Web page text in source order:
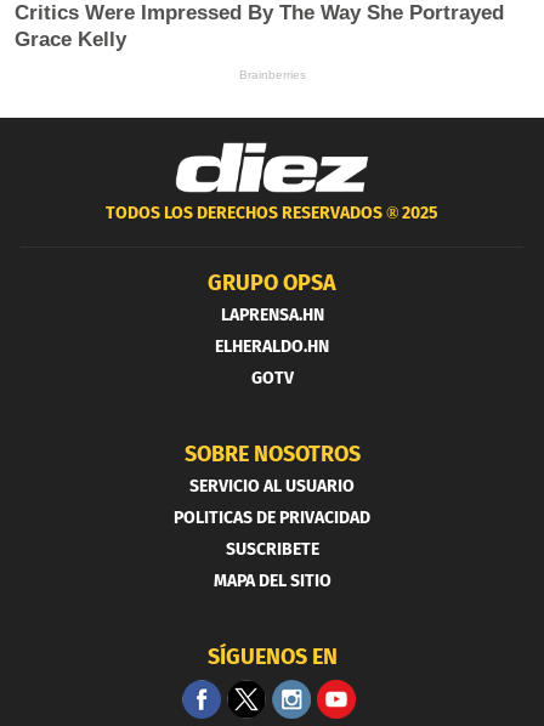
TODOS LOS DERECHOS RESERVADOS ®2025
GRUPO OPSA
LAPRENSA.HN
ELHERALDO.HN
GOTV
SOBRE NOSOTROS
SERVICIO AL USUARIO
POLITICAS DE PRIVACIDAD
SUSCRIBETE
MAPA DEL SITIO
SÍGUENOS EN